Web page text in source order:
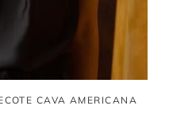
CAVA AMERICANA